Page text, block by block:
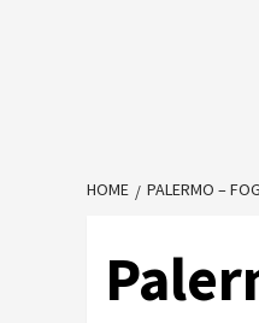
HOME PALERMO –